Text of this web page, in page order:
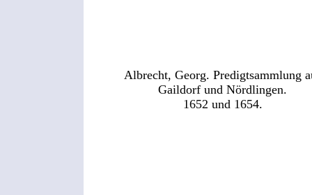
Albrecht, Georg. Predigtsammlung
Gaildorf und Nördlingen.
1652 und 1654.